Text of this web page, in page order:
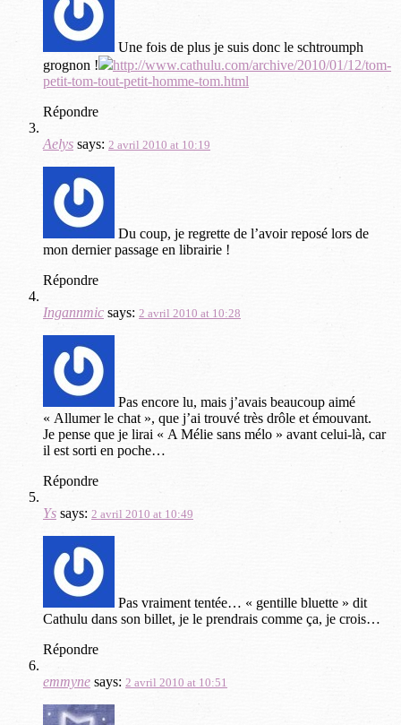
Une fois de plus je suis donc le schtroumph
grognon !
http://www.cathulu.com/archive/2010/01/12/tom-
petit-tom-tout-petit-homme-tom.html
Répondre
Aelys says: 2 avril 2010 at 10:19
Du coup, je regrette de l’avoir reposé lors de
mon dernier passage en librairie !
Répondre
Ingannmic says: 2 avril 2010 at 10:28
Pas encore lu, mais j’avais beaucoup aimé
« Allumer le chat », que j’ai trouvé très drôle et émouvant.
Je pense que je lirai « A Mélie sans mélo » avant celui-là, car
il est sorti en poche…
Répondre
Ys says: 2 avril 2010 at 10:49
Pas vraiment tentée… « gentille bluette » dit
Cathulu dans son billet, je le prendrais comme ça, je crois…
Répondre
emmyne says: 2 avril 2010 at 10:51